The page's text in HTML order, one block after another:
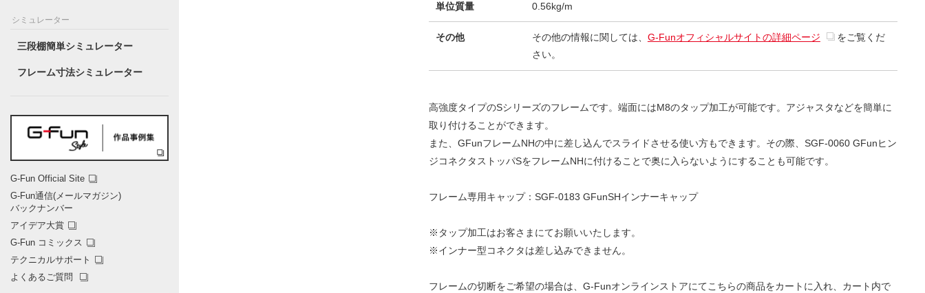
シミュレーター
三段棚簡単シミュレーター
フレーム寸法シミュレーター
G-Fun Official Site
G-Fun通信(メールマガジン)
バックナンバー
アイデア大賞
G-Fun コミックス
テクニカルサポート
よくあるご質問
単位質量 0.56kg/m
その他 その他の情報に関しては、 G-Funオフィシャルサイトの詳細ページ
をご覧くだ
さい。
高強度タイプのSシリーズのフレームです。端面にはM8のタップ加工が可能です。アジャスタなどを簡単に
取り付けることができます。
また、GFunフレームNHの中に差し込んでスライドさせる使い方もできます。その際、SGF-0060 GFunヒン
ジコネクタストッパSをフレームNHに付けることで奥に入らないようにすることも可能です。
フレーム専用キャップ：SGF-0183 GFunSHインナーキャップ
※タップ加工はお客さまにてお願いいたします。
※インナー型コネクタは差し込みできません。
フレームの切断をご希望の場合は、G-Funオンラインストアにてこちらの商品をカートに入れ、カート内で